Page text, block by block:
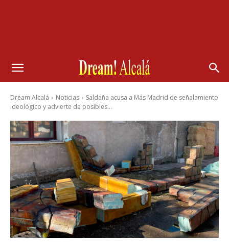
Dream Alcalá Noticias
Saldaña acusa a Más Madrid de señalamiento
ideológico y advierte de posibles...